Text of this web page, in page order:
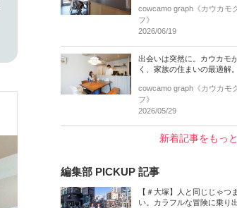
cowcamo graph《カウカモ
フ》
2026/06/19
出会いは突然に。カウカモ
く、家族の住まいの最適解。
cowcamo graph《カウカモ
フ》
2026/05/29
新着記事をもっ
編集部 PICKUP 記事
【＃大塚】人と同じじゃつ
い。カラフルな冒険に乗り